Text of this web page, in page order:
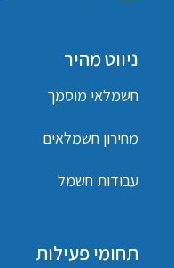
ניווט מהיר
חשמלאי מוסמך
מחירון חשמלאים
עבודות חשמל
תחומי פעילות